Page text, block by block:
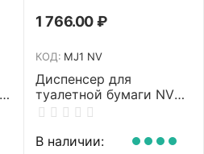
1 766.00₽
КОД: MJ1 NV
Диспенсер для
туалетной бумаги NV
белый MJ1 NV
В наличии: